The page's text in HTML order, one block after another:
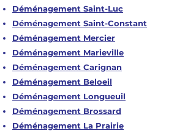
Déménagement Saint-Luc
Déménagement Saint-Constant
Déménagement Mercier
Déménagement Marieville
Déménagement Carignan
Déménagement Beloeil
Déménagement Longueuil
Déménagement Brossard
Déménagement La Prairie